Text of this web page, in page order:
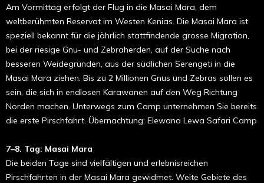
Am Vormittag erfolgt der Flug in die Masai Mara, dem
weltberühmten Reservat im Westen Kenias. Die Masai Mara ist
speziell bekannt für die jährlich stattfindende grosse Migration,
bei der riesige Gnu- und Zebraherden, auf der Suche nach
besseren Weidegründen, aus der südlichen Serengeti in die
Masai Mara ziehen. Bis zu 2 Millionen Gnus und Zebras sollen es
sein, die sich in endlosen Karawanen auf den Weg Richtung
Norden machen. Unterwegs zum Camp unternehmen Sie bereits
die erste Pirschfahrt. Übernachtung: Elewana Lewa Safari Camp
7–8. Tag: Masai Mara
Die beiden Tage sind vielfältigen und erlebnisreichen
Pirschfahrten in der Masai Mara gewidmet. Weite Gebiete des